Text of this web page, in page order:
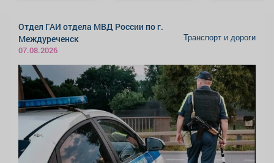
Отдел ГАИ отдела МВД России по г.
Междуреченск
07.08.2026
Транспорт и дороги